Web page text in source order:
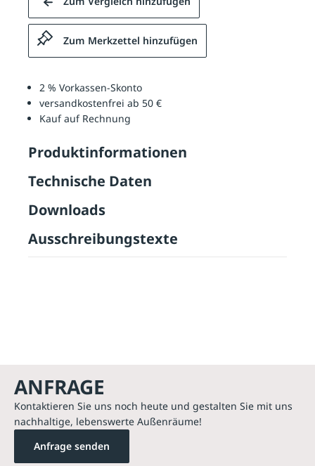
Zum Merkzettel hinzufügen
2 % Vorkassen-Skonto
versandkostenfrei ab 50 €
Kauf auf Rechnung
Produktinformationen
Technische Daten
Downloads
Ausschreibungstexte
ANFRAGE
Kontaktieren Sie uns noch heute und gestalten Sie mit uns
nachhaltige, lebenswerte Außenräume!
Anfrage senden